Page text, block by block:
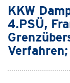
KKW
4.PSÜ,